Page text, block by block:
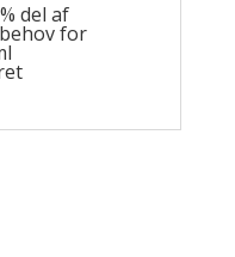
del af
for